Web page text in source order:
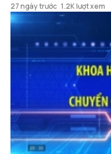
27 ngày trước 1.2K lượt xem